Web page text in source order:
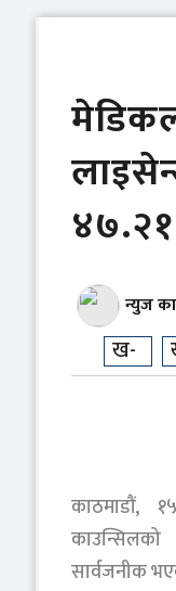
४७.२१
न्युज
ख-
सार्वजनीक